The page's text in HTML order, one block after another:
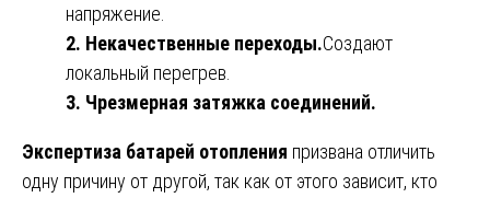
напряжение.
2. Некачественные переходы.Создают
локальный перегрев.
3. Чрезмерная затяжка соединений.
Экспертиза батарей отопления призвана отличить
одну причину от другой, так как от этого зависит, кто